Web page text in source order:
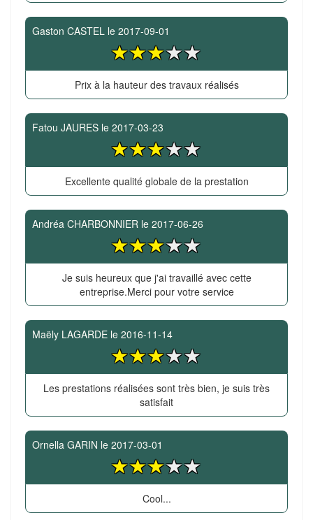
Gaston CASTEL le 2017-09-01
Prix à la hauteur des travaux réalisés
Fatou JAURES le 2017-03-23
Excellente qualité globale de la prestation
Andréa CHARBONNIER le 2017-06-26
Je suis heureux que j'ai travaillé avec cette
entreprise.Merci pour votre service
Maëly LAGARDE le 2016-11-14
Les prestations réalisées sont très bien, je suis très
satisfait
Ornella GARIN le 2017-03-01
Cool...